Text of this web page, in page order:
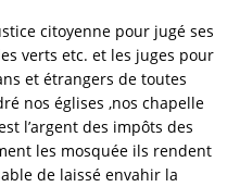
citoyenne pour jugé ses
verts etc. et les juges pour
et étrangers de toutes
nos églises ,nos chapelle
l’argent des impôts des
les mosquée ils rendent
de laissé envahir la